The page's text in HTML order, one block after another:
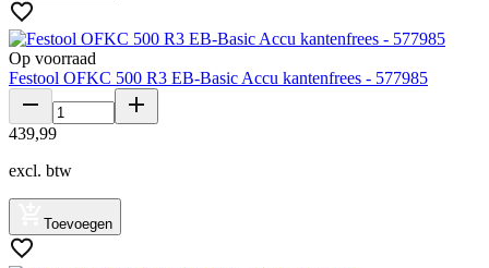
Op voorraad
Festool OFKC 500 R3 EB-Basic Accu kantenfrees - 577985
439,99
excl. btw
Toevoegen